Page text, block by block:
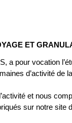
ET
pour vocation
d’activité de
et nous
sur notre site